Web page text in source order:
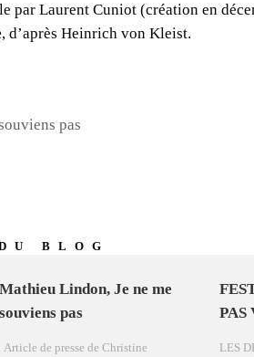
par Laurent Cuniot (création en
, d’après Heinrich von Kleist.
pas
BLOG
Mathieu Lindon, Je ne me
souviens pas
Article de presse de Christine
PAS
LES